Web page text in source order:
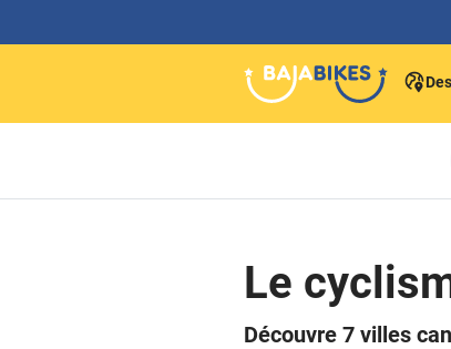
Le
Découvre 7 villes